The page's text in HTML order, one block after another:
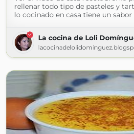
rellenar todo tipo de pasteles y
lo cocinado en casa tiene un sabor
La cocina de Loli